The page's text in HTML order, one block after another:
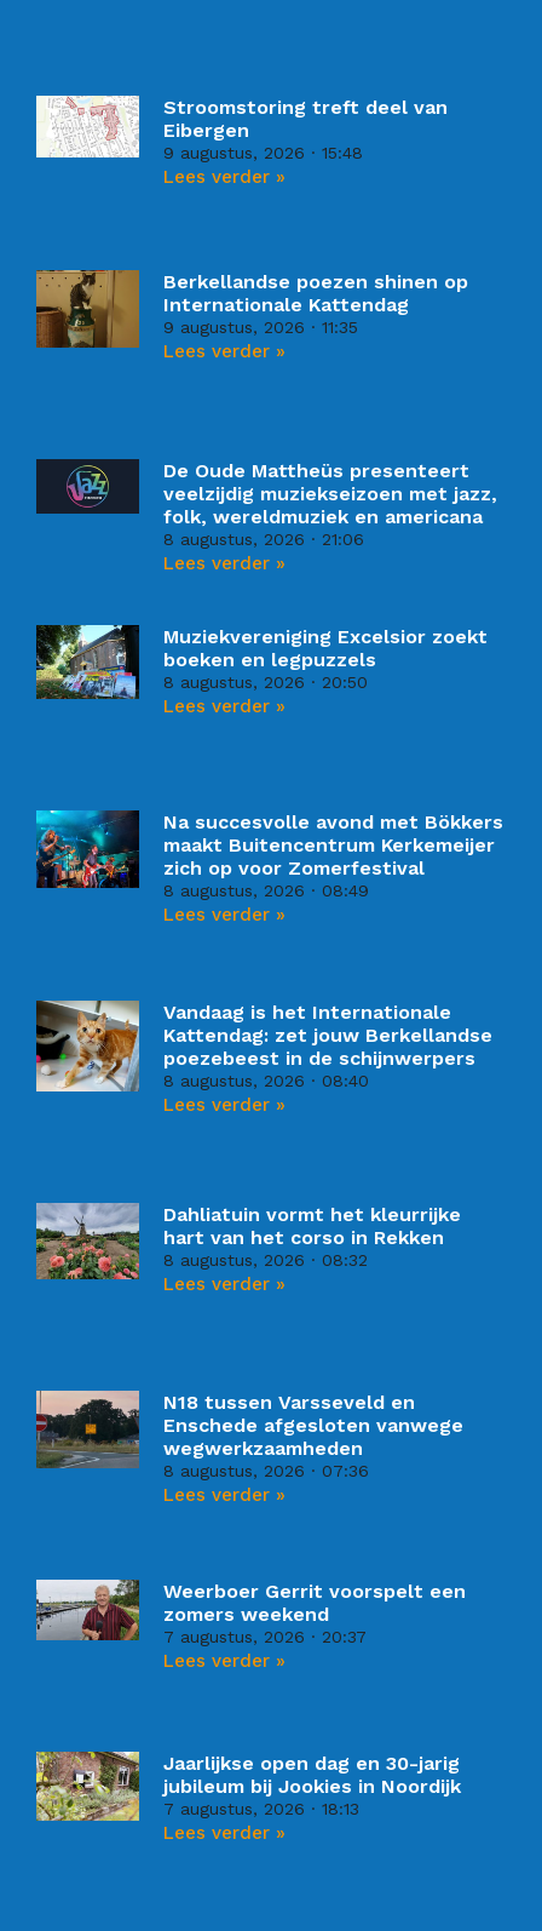
Stroomstoring treft deel van
Eibergen
9 augustus, 2026 15:48
Lees verder »
Berkellandse poezen shinen op
Internationale Kattendag
9 augustus, 2026 11:35
Lees verder »
De Oude Mattheüs presenteert
veelzijdig muziekseizoen met jazz,
folk, wereldmuziek en americana
8 augustus, 2026 21:06
Lees verder »
Muziekvereniging Excelsior zoekt
boeken en legpuzzels
8 augustus, 2026 20:50
Lees verder »
Na succesvolle avond met Bökkers
maakt Buitencentrum Kerkemeijer
zich op voor Zomerfestival
8 augustus, 2026 08:49
Lees verder »
Vandaag is het Internationale
Kattendag: zet jouw Berkellandse
poezebeest in de schijnwerpers
8 augustus, 2026 08:40
Lees verder »
Dahliatuin vormt het kleurrijke
hart van het corso in Rekken
8 augustus, 2026 08:32
Lees verder »
N18 tussen Varsseveld en
Enschede afgesloten vanwege
wegwerkzaamheden
8 augustus, 2026 07:36
Lees verder »
Weerboer Gerrit voorspelt een
zomers weekend
7 augustus, 2026 20:37
Lees verder »
Jaarlijkse open dag en 30-jarig
jubileum bij Jookies in Noordijk
7 augustus, 2026 18:13
Lees verder »